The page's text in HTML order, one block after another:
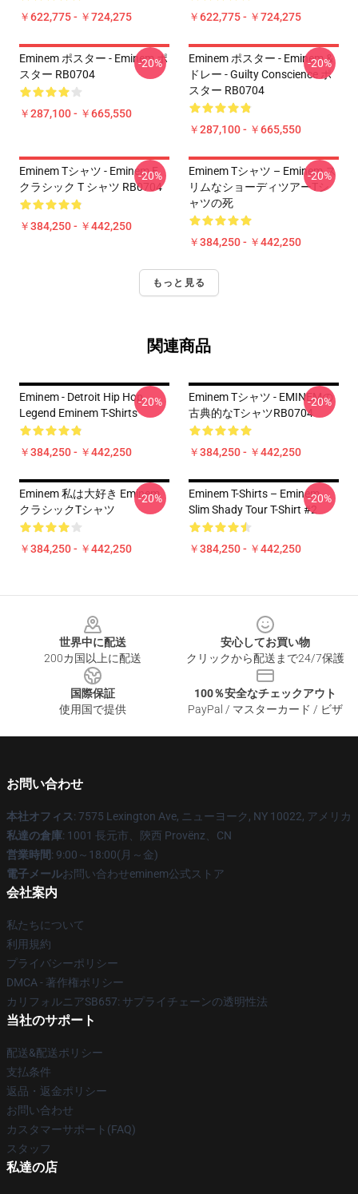
￥622,775 - ￥724,275 ￥622,775 - ￥724,275
Eminem ポスター - Eminem ポ
スター RB0704
￥287,100 - ￥665,550
-20%
Eminem ポスター - Eminem &
ドレー - Guilty Conscience ポ
スター RB0704
￥287,100 - ￥665,550
-20%
Eminem Tシャツ - Eminem E
クラシック T シャツ RB0704
￥384,250 - ￥442,250
-20%
Eminem Tシャツ – Eminem ス
リムなショーディツアーTシ
ャツの死
￥384,250 - ￥442,250
-20%
もっと見る
関連商品
Eminem - Detroit Hip Hop
Legend Eminem T-Shirts
￥384,250 - ￥442,250
-20%
Eminem Tシャツ - EMINEMの
古典的なTシャツRB0704
￥384,250 - ￥442,250
-20%
Eminem 私は大好き Eminem
クラシックTシャツ
￥384,250 - ￥442,250
-20%
Eminem T-Shirts – Eminem
Slim Shady Tour T-Shirt #2
￥384,250 - ￥442,250
-20%
世界中に配送
200カ国以上に配送
安心してお買い物
クリックから配送まで24/7保護
国際保証
使用国で提供
100％安全なチェックアウト
PayPal / マスターカード / ビザ
お問い合わせ
本社オフィス: 7575 Lexington Ave, ニューヨーク, NY 10022, アメリカ
私達の倉庫: 1001 長元市、陝西 Provënz、CN
営業時間: 9:00～18:00(月～金)
電子メールお問い合わせeminem公式ストア
会社案内
私たちについて
利用規約
プライバシーポリシー
DMCA - 著作権ポリシー
カリフォルニアSB657: サプライチェーンの透明性法
当社のサポート
配送&配送ポリシー
支払条件
返品・返金ポリシー
お問い合わせ
カスタマーサポート(FAQ)
スタッフ
私達の店